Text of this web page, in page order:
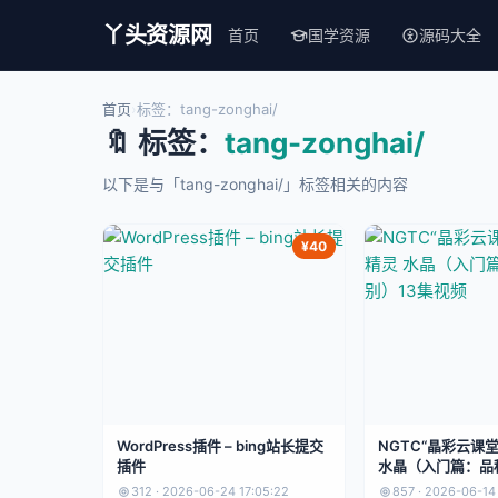
丫头资源网 首页 国学资源 源码大全
首页 标签：tang-zonghai/
🔖 标签： tang-zonghai/
以下是与「tang-zonghai/」标签相关的内容
¥40
WordPress插件 – bing站长提交
插件
312 · 2026-06-24 17:05:22
NGTC“晶彩云课
水晶（入门篇：
集视频
857 · 2026-06-